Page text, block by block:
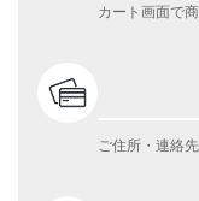
カート画面で
ご住所・連絡